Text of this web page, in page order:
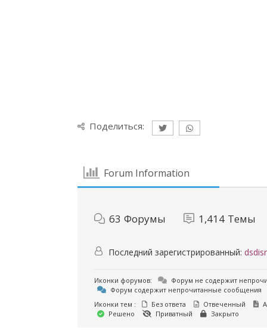
Поделиться:
Forum Information
63 Форумы 1,414 Темы
Последний зарегистрированный:
Иконки форумов:
Форум не содержит
Форум содержит непрочитанные сообщения
Иконки тем :
Без ответа Отвеченный
Решено
Приватный Закрыто